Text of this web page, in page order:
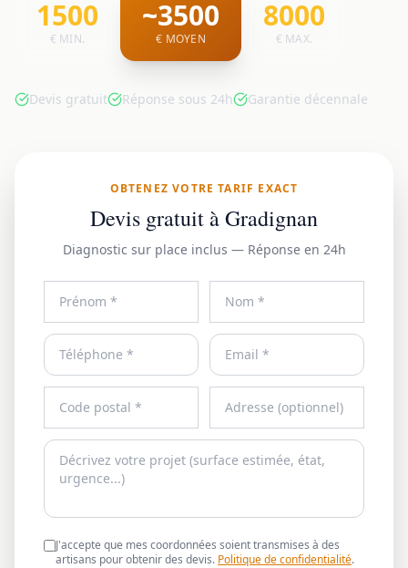
1500
€ MIN.
~3500
€ MOYEN
8000
€ MAX.
Devis gratuit Réponse sous 24h Garantie décennale
OBTENEZ VOTRE TARIF EXACT
Devis gratuit à Gradignan
Diagnostic sur place inclus — Réponse en 24h
J'accepte que mes coordonnées soient transmises à des
artisans pour obtenir des devis. Politique de confidentialité.